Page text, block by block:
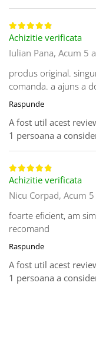
Achizitie verificata
Iulian Pana, Acum 5
produs original.
comanda. a ajuns a
Raspunde
A fost util acest
1 persoana a
Achizitie verificata
Nicu Corpad, Acum
foarte eficient, am
recomand
Raspunde
A fost util acest
1 persoana a